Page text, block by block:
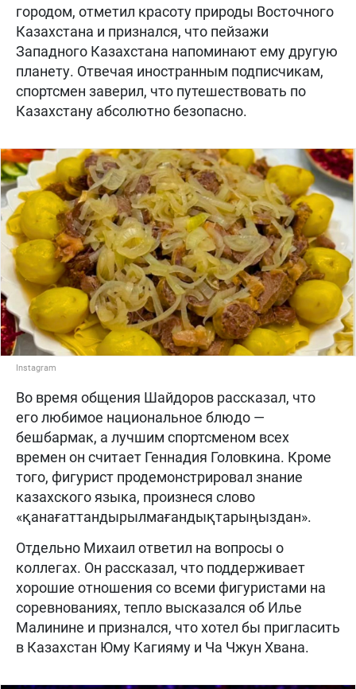
городом, отметил красоту природы Восточного
Казахстана и признался, что пейзажи
Западного Казахстана напоминают ему другую
планету. Отвечая иностранным подписчикам,
спортсмен заверил, что путешествовать по
Казахстану абсолютно безопасно.
Instagram
Во время общения Шайдоров рассказал, что
его любимое национальное блюдо —
бешбармак, а лучшим спортсменом всех
времен он считает Геннадия Головкина. Кроме
того, фигурист продемонстрировал знание
казахского языка, произнеся слово
«қанағаттандырылмағандықтарыңыздан».
Отдельно Михаил ответил на вопросы о
коллегах. Он рассказал, что поддерживает
хорошие отношения со всеми фигуристами на
соревнованиях, тепло высказался об Илье
Малинине и признался, что хотел бы пригласить
в Казахстан Юму Кагияму и Ча Чжун Хвана.